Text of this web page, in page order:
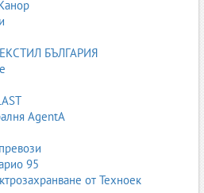
БЪЛГАРИЯ
AgentA
95
от Техноек